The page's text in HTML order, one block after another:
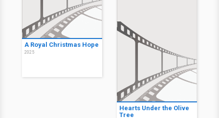
A Royal Christmas Hope
2025
Hearts Under the Olive
Tree